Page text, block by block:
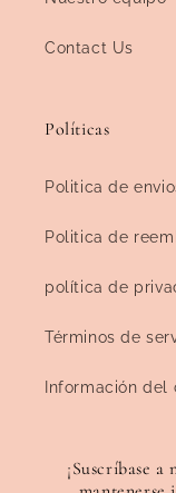
Contact Us
Políticas
Politica de
Politica de
política de
Términos de
Información del
¡Suscríbase